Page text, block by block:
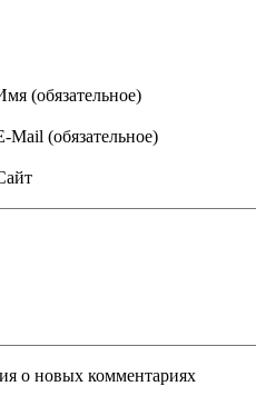
(обязательное)
Mail (обязательное)
о новых комментариях